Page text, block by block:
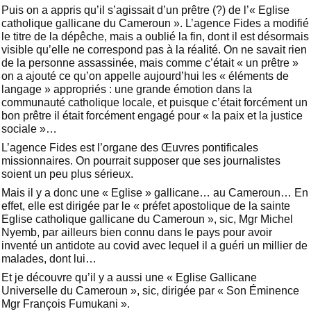
Puis on a appris qu’il s’agissait d’un prêtre (?) de l’« Eglise
catholique gallicane du Cameroun ». L’agence Fides a modifié
le titre de la dépêche, mais a oublié la fin, dont il est désormais
visible qu’elle ne correspond pas à la réalité. On ne savait rien
de la personne assassinée, mais comme c’était « un prêtre »
on a ajouté ce qu’on appelle aujourd’hui les « éléments de
langage » appropriés : une grande émotion dans la
communauté catholique locale, et puisque c’était forcément un
bon prêtre il était forcément engagé pour « la paix et la justice
sociale »…
L’agence Fides est l’organe des Œuvres pontificales
missionnaires. On pourrait supposer que ses journalistes
soient un peu plus sérieux.
Mais il y a donc une « Eglise » gallicane… au Cameroun… En
effet, elle est dirigée par le « préfet apostolique de la sainte
Eglise catholique gallicane du Cameroun », sic, Mgr Michel
Nyemb, par ailleurs bien connu dans le pays pour avoir
inventé un antidote au covid avec lequel il a guéri un millier de
malades, dont lui…
Et je découvre qu’il y a aussi une « Eglise Gallicane
Universelle du Cameroun », sic, dirigée par « Son Éminence
Mgr François Fumukani ».